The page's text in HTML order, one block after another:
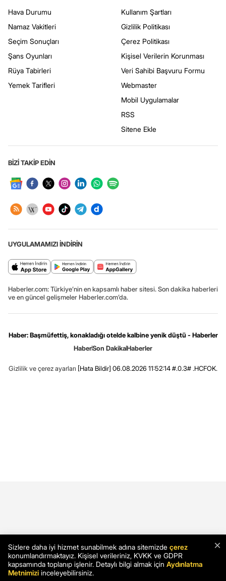
Hava Durumu
Namaz Vakitleri
Seçim Sonuçları
Şans Oyunları
Rüya Tabirleri
Yemek Tarifleri
Kullanım Şartları
Gizlilik Politikası
Çerez Politikası
Kişisel Verilerin Korunması
Veri Sahibi Başvuru Formu
Webmaster
Mobil Uygulamalar
RSS
Sitene Ekle
BİZİ TAKİP EDİN
UYGULAMAMIZI İNDİRİN
Haberler.com: Türkiye’nin en kapsamlı haber sitesi. Son dakika haberleri
ve en güncel gelişmeler Haberler.com’da.
Haber: Başmüfettiş, konakladığı otelde kalbine yenik düştü - Haberler
HaberSon DakikaHaberler
Gizlilik ve çerez ayarları [Hata Bildir] 06.08.2026 11:52:14 #.0.3# .HCFOK.
×
Sizlere daha iyi hizmet sunabilmek adına sitemizde çerez
konumlandırmaktayız. Kişisel verileriniz, KVKK ve GDPR
kapsamında toplanıp işlenir. Detaylı bilgi almak için Aydınlatma
Metnimizi inceleyebilirsiniz.